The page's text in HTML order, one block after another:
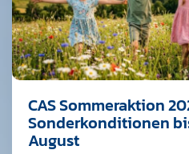
CAS Sommeraktion
Sonderkonditionen
August